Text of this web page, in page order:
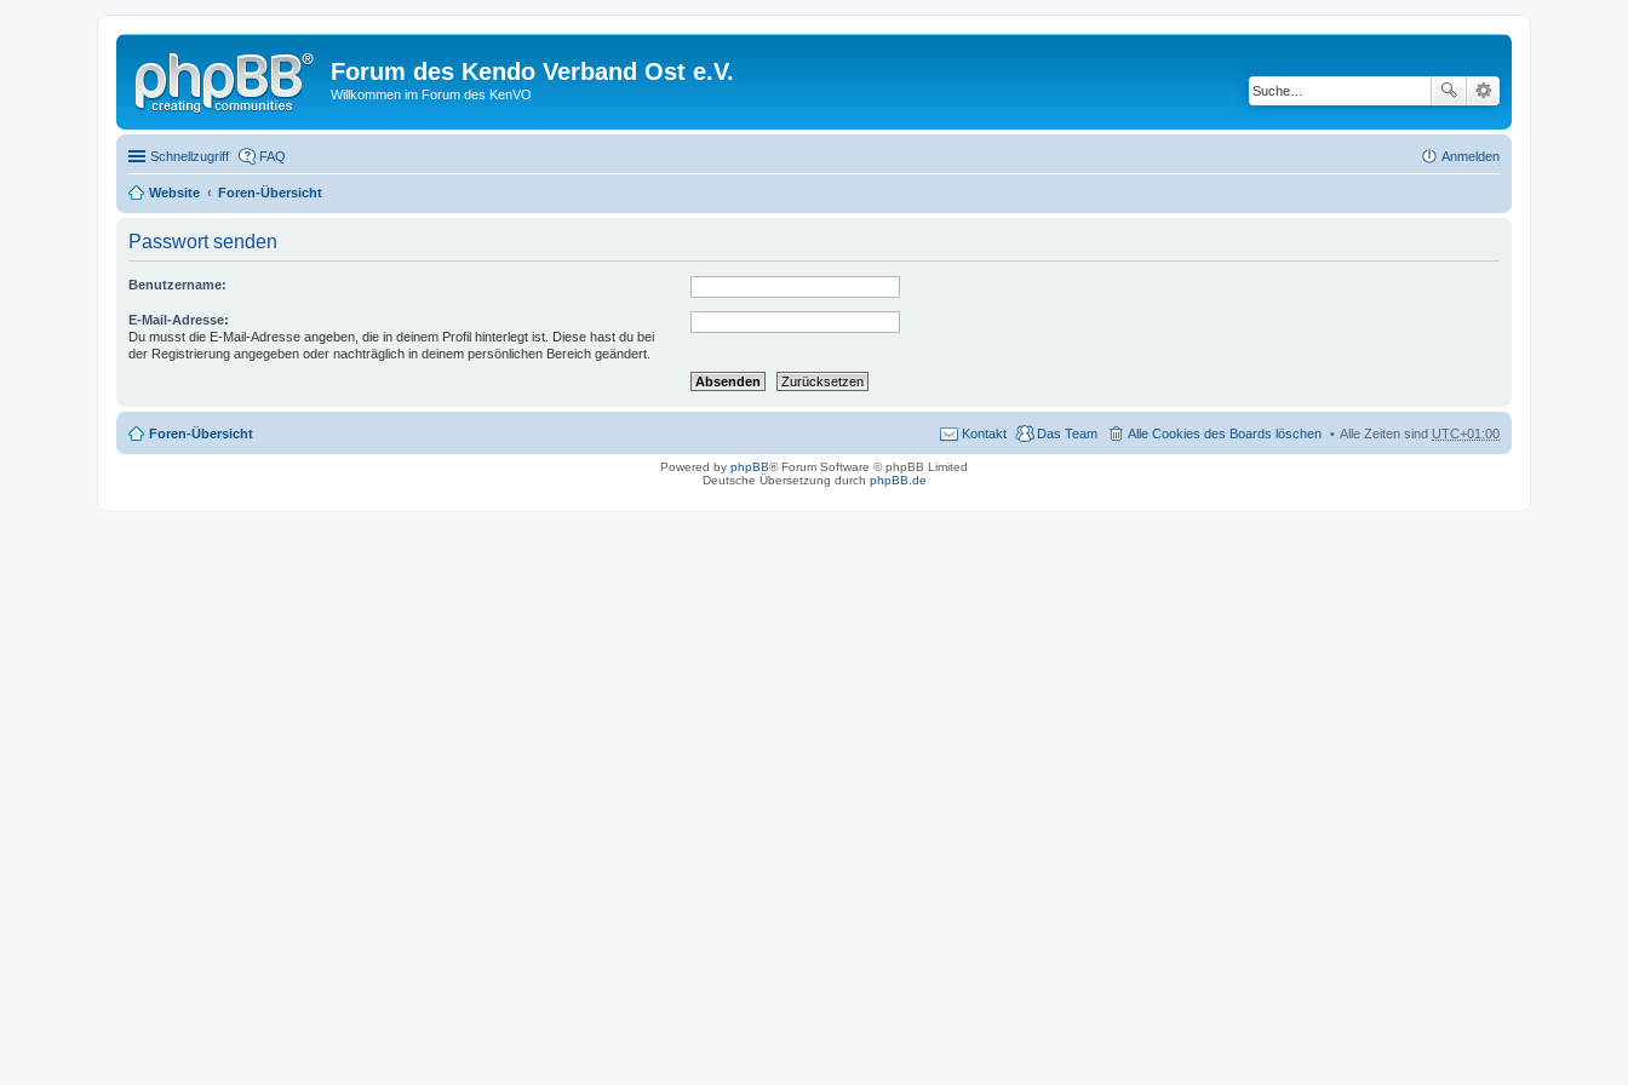
Forum des Kendo Verband Ost e.V.
Willkommen im Forum des KenVO
Schnellzugriff FAQ Anmelden
Website Foren-Übersicht
Passwort senden
Benutzername:
E-Mail-Adresse:
Du musst die E-Mail-Adresse angeben, die in deinem Profil hinterlegt ist. Diese hast du bei
der Registrierung angegeben oder nachträglich in deinem persönlichen Bereich geändert.
Foren-Übersicht Alle Zeiten sind UTC+01:00
Alle Cookies des Boards löschen
Das Team
Kontakt
Powered by phpBB® Forum Software © phpBB Limited
Deutsche Übersetzung durch phpBB.de